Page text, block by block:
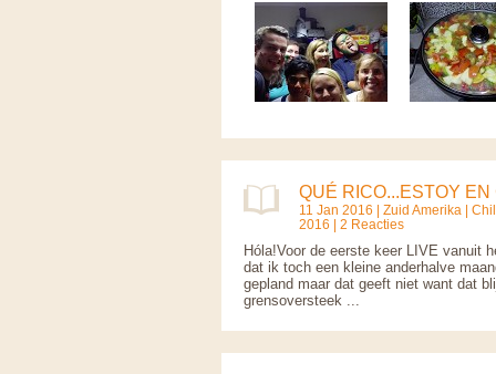
QUÉ RICO...ESTOY EN
11 Jan 2016 | Zuid Amerika |
2016 | 2 Reacties
Hóla!Voor de eerste keer LIVE vanuit
dat ik toch een kleine anderhalve
gepland maar dat geeft niet want dat
grensoversteek ...